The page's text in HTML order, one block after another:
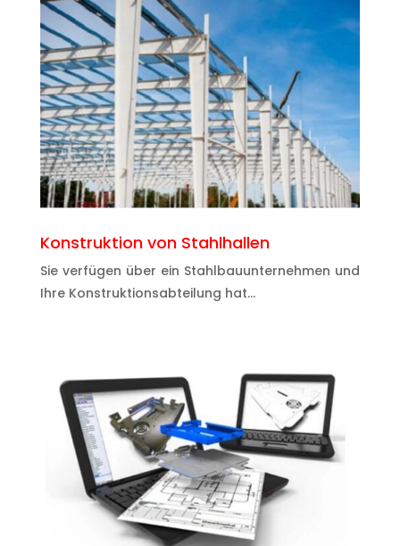
Konstruktion von Stahlhallen
Sie verfügen über ein Stahlbauunternehmen und
Ihre Konstruktionsabteilung hat…